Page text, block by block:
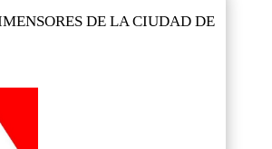
DE LA CIUDAD DE